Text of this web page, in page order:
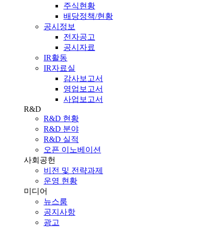
주식현황
배당정책/현황
공시정보
전자공고
공시자료
IR활동
IR자료실
감사보고서
영업보고서
사업보고서
R&D
R&D 현황
R&D 분야
R&D 실적
오픈 이노베이션
사회공헌
비전 및 전략과제
운영 현황
미디어
뉴스룸
공지사항
광고